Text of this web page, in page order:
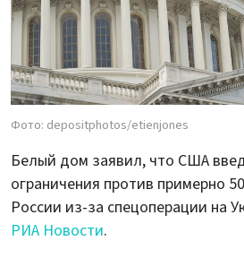
Фото: depositphotos/etienjones
Белый дом заявил, что США
ограничения против примерно
России из-за спецоперации на
РИА Новости.